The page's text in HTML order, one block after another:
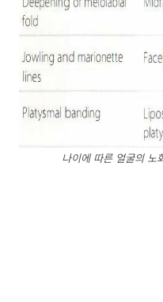
나이에 따른 얼굴의 노